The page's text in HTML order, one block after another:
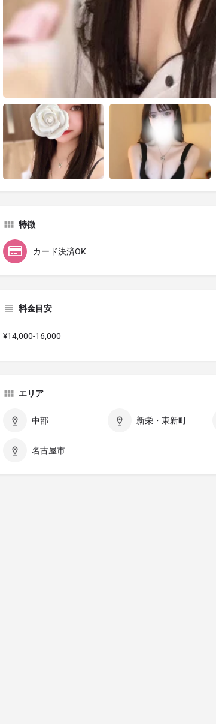
特徴
カード決済OK
料金目安
¥14,000-16,000
エリア
中部 新栄・東新町
名古屋市